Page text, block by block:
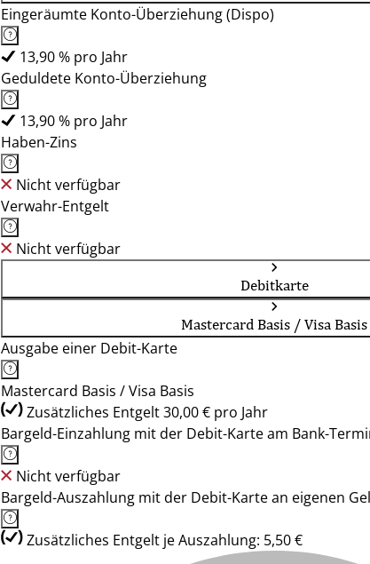
Eingeräumte Konto-Überziehung (Dispo)
13,90 % pro Jahr
Geduldete Konto-Überziehung
13,90 % pro Jahr
Haben-Zins
Nicht verfügbar
Verwahr-Entgelt
Nicht verfügbar
Debitkarte
Mastercard Basis / Visa Basis
Ausgabe einer Debit-Karte
Mastercard Basis / Visa Basis
Zusätzliches Entgelt 30,00 € pro Jahr
Bargeld-Einzahlung mit der Debit-Karte am Bank-
Nicht verfügbar
Bargeld-Auszahlung mit der Debit-Karte an eigenen
Zusätzliches Entgelt je Auszahlung: 5,50 €